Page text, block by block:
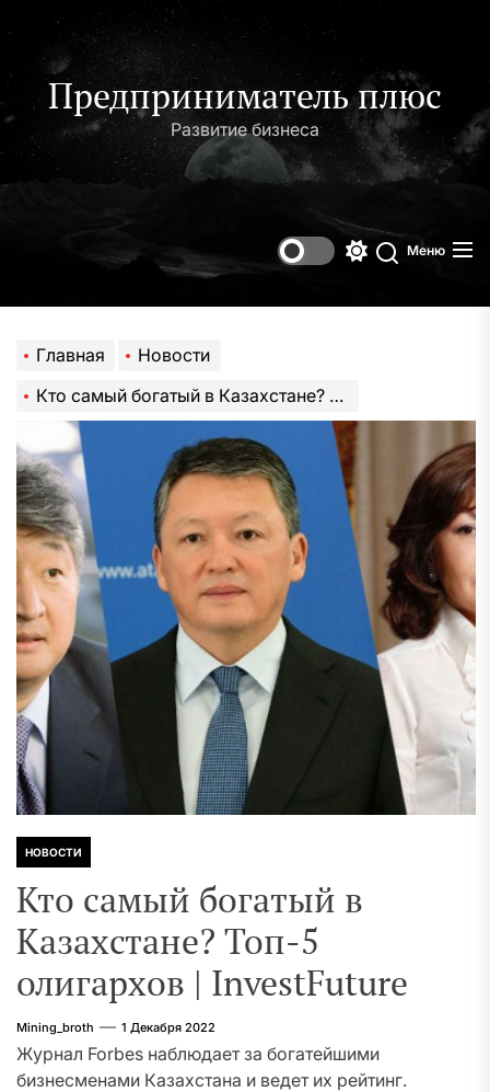
содержимому
Предприниматель плюс
Развитие бизнеса
Поиск
Меню
Главная
Новости
Кто самый богатый в Казахстане? Топ-5 олигархов | InvestFuture
НОВОСТИ
Кто самый богатый в
Казахстане? Топ-5
олигархов | InvestFuture
Mining_broth 1 Декабря 2022
Журнал Forbes наблюдает за богатейшими
бизнесменами Казахстана и ведет их рейтинг.